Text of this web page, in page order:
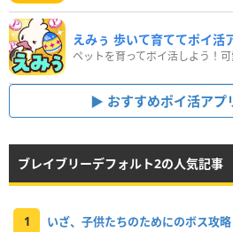
えみぅ 歩いて育ててポイ活
おすすめポイ活アプ
ブレイブリーデフォルト2の人気記事
1 いざ、子供たちのためにのボス攻